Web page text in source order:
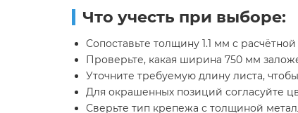
Что учесть при выборе:
Сопоставьте толщину 1.1 мм с
Проверьте, какая ширина 750 мм
Уточните требуемую длину листа,
Для окрашенных позиций согласуйте
Сверьте тип крепежа с толщиной